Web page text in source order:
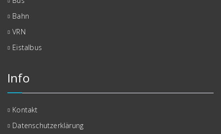
Bahn
VRN
Eistalbus
Info
Kontakt
Datenschutzerklärung